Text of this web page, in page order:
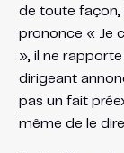
de toute façon,
prononce « Je
», il ne
dirigeant
pas un fait
même de le